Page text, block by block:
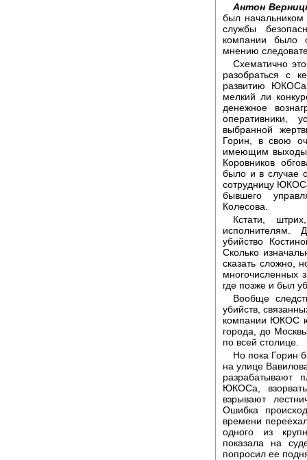
Антон
был начальником
службы
компании было
мнению
Схематично
разобраться с
развитию
мелкий ли
денежное
оперативники,
выбранной
Горин, в свою
имеющим выходы
Коровников
было и в случае
сотрудницу
бывшего
Колесова.
Кстати,
исполнителям.
убийство
Сколько
сказать сложно,
многочисленных
где позже и был
Вообще
убийств,
компании ЮКОС
города, до
по всей столице.
Но пока Горин
на улице
разрабатывают
ЮКОСа,
взрывают
Ошибка
времени
одного из
показала на
попросил ее